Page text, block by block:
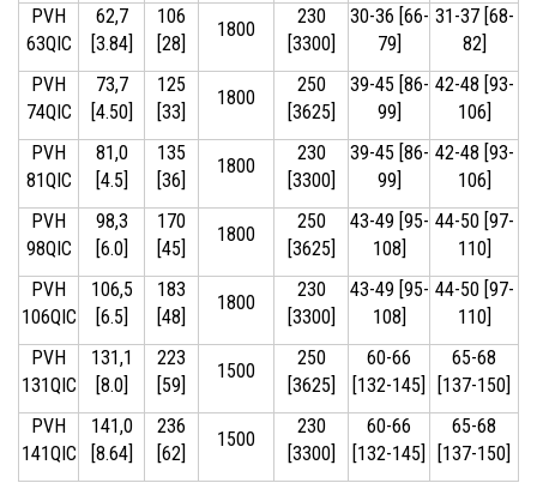
PVH
63QIC
62,7
[3.84]
106
[28]
1800
230
[3300]
30-36 [66-
79]
31-37 [68-
82]
PVH
74QIC
73,7
[4.50]
125
[33]
1800
250
[3625]
39-45 [86-
99]
42-48 [93-
106]
PVH
81QIC
81,0
[4.5]
135
[36]
1800
230
[3300]
39-45 [86-
99]
42-48 [93-
106]
PVH
98QIC
98,3
[6.0]
170
[45]
1800
250
[3625]
43-49 [95-
108]
44-50 [97-
110]
PVH
106QIC
106,5
[6.5]
183
[48]
1800
230
[3300]
43-49 [95-
108]
44-50 [97-
110]
PVH
131QIC
131,1
[8.0]
223
[59]
1500
250
[3625]
60-66
[132-145]
65-68
[137-150]
PVH
141QIC
141,0
[8.64]
236
[62]
1500
230
[3300]
60-66
[132-145]
65-68
[137-150]